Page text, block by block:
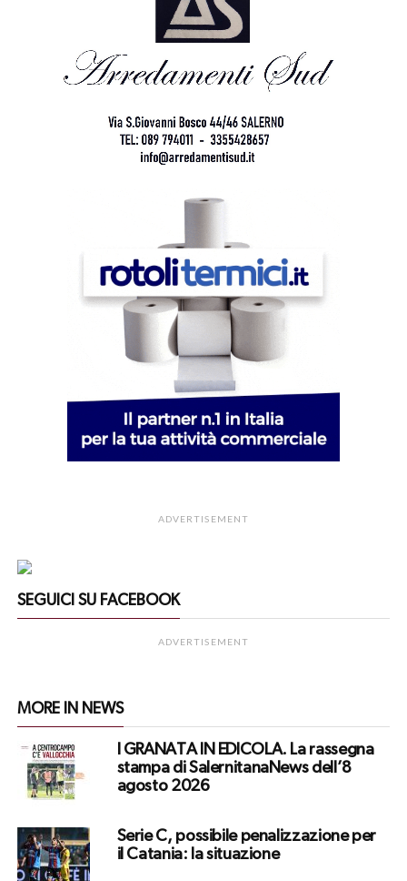
ADVERTISEMENT
SEGUICI SU FACEBOOK
ADVERTISEMENT
MORE IN NEWS
I GRANATA IN EDICOLA. La rassegna
stampa di SalernitanaNews dell’8
agosto 2026
Serie C, possibile penalizzazione per
il Catania: la situazione